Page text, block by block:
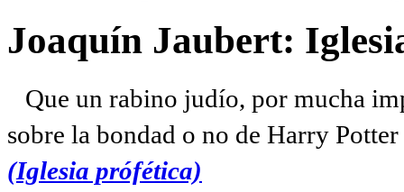
Joaquín Jaubert:
Que un rabino judío, por mucha
sobre la bondad o no de Harry
(Iglesia prófética)